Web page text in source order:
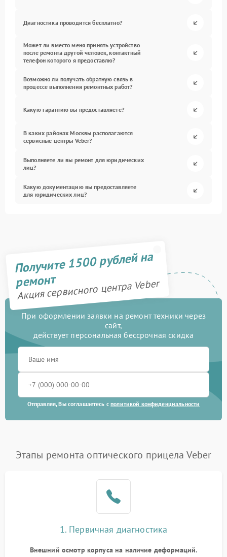
Диагностика проводится бесплатно?
Может ли вместо меня принять устройство
после ремонта другой человек, контактный
телефон которого я предоставлю?
Возможно ли получать обратную связь в
процессе выполнения ремонтных работ?
Какую гарантию вы предоставляете?
В каких районах Москвы располагаются
сервисные центры Veber?
Выполняете ли вы ремонт для юридических
лиц?
Какую документацию вы предоставляете
для юридических лиц?
Получите 1500 рублей на
ремонт
Акция сервисного центра Veber
При оформлении заявки на ремонт техники через
сайт,
действует персональная бессрочная скидка
Отправляя, Вы соглашаетесь сполитикой конфиденциальности
Этапы ремонта оптического прицела Veber
1. Первичная диагностика
Внешний осмотр корпуса на наличие деформаций.